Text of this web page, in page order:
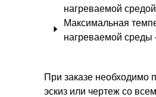
При заказе необходимо
эскиз или чертеж со
нагреваемой
Максимальная
нагреваемой среды